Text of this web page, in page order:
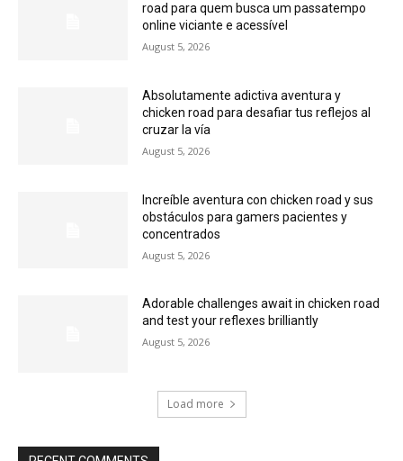
road para quem busca um passatempo
online viciante e acessível
August 5, 2026
Absolutamente adictiva aventura y
chicken road para desafiar tus reflejos al
cruzar la vía
August 5, 2026
Increíble aventura con chicken road y sus
obstáculos para gamers pacientes y
concentrados
August 5, 2026
Adorable challenges await in chicken road
and test your reflexes brilliantly
August 5, 2026
Load more